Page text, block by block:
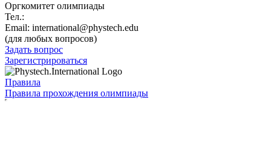
Оргкомитет олимпиады
Тел.:
Email: international@phystech.edu
(для любых вопросов)
Задать вопрос
Зарегистрироваться
Правила
Правила прохождения олимпиады